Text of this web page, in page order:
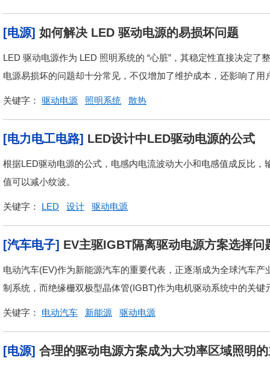
[电源] 如何解决 LED 驱动电源的易损坏问题
LED 驱动电源作为 LED 照明系统的 “心脏”，其稳定性直接决定
电源易损坏的问题却十分常见，不仅增加了维护成本，还影响了
关键字： 驱动电源 照明系统 散热
[电力电工电路] LED设计中LED驱动电源的公式
根据LED驱动电源的公式，电感内电流波动大小和电感值成反比
值可以减小纹波。
关键字： LED 设计 驱动电源
[汽车电子] EV主驱IGBT隔离驱动电源方案选择问
电动汽车(EV)作为新能源汽车的重要代表，正逐渐成为全球汽车
制系统，而绝缘栅双极型晶体管(IGBT)作为电机驱动系统中的关
关键字： 电动汽车 新能源 驱动电源
[电源] 合理的驱动电源方案成为大功率区域照明